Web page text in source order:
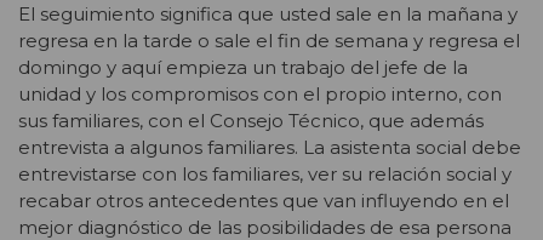
El seguimiento significa que usted sale en la mañana y
regresa en la tarde o sale el fin de semana y regresa el
domingo y aquí empieza un trabajo del jefe de la
unidad y los compromisos con el propio interno, con
sus familiares, con el Consejo Técnico, que además
entrevista a algunos familiares. La asistenta social debe
entrevistarse con los familiares, ver su relación social y
recabar otros antecedentes que van influyendo en el
mejor diagnóstico de las posibilidades de esa persona